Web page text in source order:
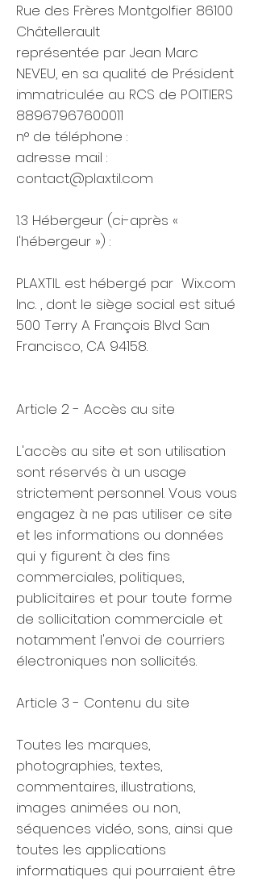
Rue des Frères Montgolfier 86100
Châtellerault
représentée par Jean Marc
NEVEU, en sa qualité de Président
immatriculée au RCS de POITIERS
88967967600011
n° de téléphone :
adresse mail :
contact@plaxtil.com
1.3 Hébergeur (ci-après «
l'hébergeur ») :
PLAXTIL est hébergé par Wix.com
Inc. , dont le siège social est situé
500 Terry A François Blvd San
Francisco, CA 94158.
Article 2 - Accès au site
L'accès au site et son utilisation
sont réservés à un usage
strictement personnel. Vous vous
engagez à ne pas utiliser ce site
et les informations ou données
qui y figurent à des fins
commerciales, politiques,
publicitaires et pour toute forme
de sollicitation commerciale et
notamment l'envoi de courriers
électroniques non sollicités.
Article 3 - Contenu du site
Toutes les marques,
photographies, textes,
commentaires, illustrations,
images animées ou non,
séquences vidéo, sons, ainsi que
toutes les applications
informatiques qui pourraient être